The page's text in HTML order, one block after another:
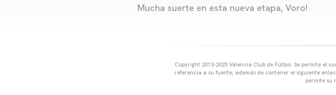
Mucha suerte en esta nueva etapa, Voro!
Copyright 2013-2025 Valencia Club de Fútbol. Se permite el
referencia a su fuente, además de contener el siguiente
permite su